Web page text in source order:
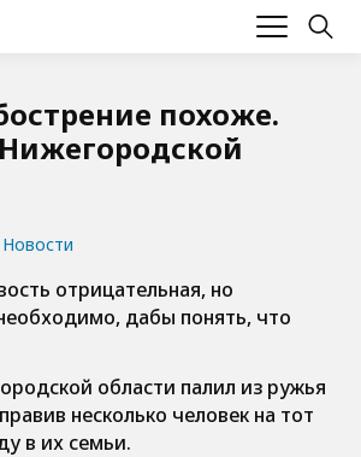
похоже.
Новости
отрицательная, но
дабы понять, что
области палил из ружья
несколько человек на тот
в их семьи.